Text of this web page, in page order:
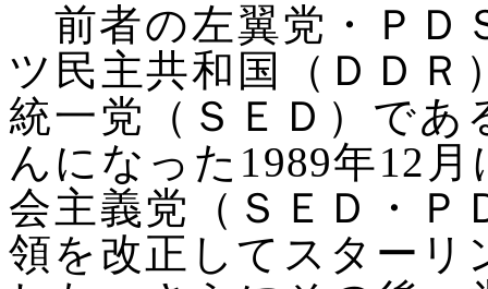
前者の左翼党・ＰＤ
ツ民主共和国（ＤＤＲ
統一党（ＳＥＤ）であ
んになった 1989年12
会主義党（ＳＥＤ・Ｐ
領を改正してスターリ